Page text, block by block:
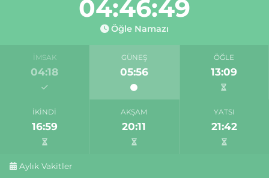
04:46:48
Öğle Namazı
İMSAK
04:18
GÜNEŞ
05:56
ÖĞLE
13:09
İKINDI
16:59
AKŞAM
20:11
YATSI
21:42
Aylık Vakitler